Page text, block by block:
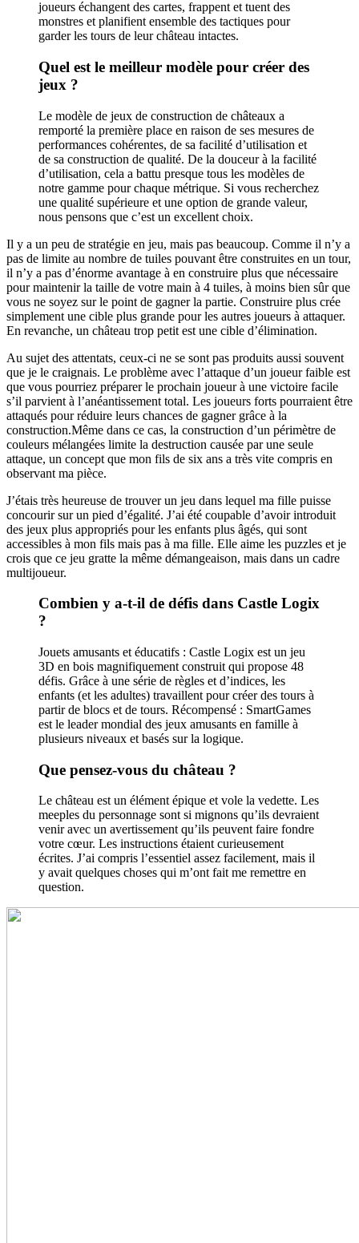
joueurs échangent des cartes, frappent et tuent des
monstres et planifient ensemble des tactiques pour
garder les tours de leur château intactes.
Quel est le meilleur modèle pour créer des
jeux ?
Le modèle de jeux de construction de châteaux a
remporté la première place en raison de ses mesures de
performances cohérentes, de sa facilité d’utilisation et
de sa construction de qualité. De la douceur à la facilité
d’utilisation, cela a battu presque tous les modèles de
notre gamme pour chaque métrique. Si vous recherchez
une qualité supérieure et une option de grande valeur,
nous pensons que c’est un excellent choix.
Il y a un peu de stratégie en jeu, mais pas beaucoup. Comme il n’y a
pas de limite au nombre de tuiles pouvant être construites en un tour,
il n’y a pas d’énorme avantage à en construire plus que nécessaire
pour maintenir la taille de votre main à 4 tuiles, à moins bien sûr que
vous ne soyez sur le point de gagner la partie. Construire plus crée
simplement une cible plus grande pour les autres joueurs à attaquer.
En revanche, un château trop petit est une cible d’élimination.
Au sujet des attentats, ceux-ci ne se sont pas produits aussi souvent
que je le craignais. Le problème avec l’attaque d’un joueur faible est
que vous pourriez préparer le prochain joueur à une victoire facile
s’il parvient à l’anéantissement total. Les joueurs forts pourraient être
attaqués pour réduire leurs chances de gagner grâce à la
construction.Même dans ce cas, la construction d’un périmètre de
couleurs mélangées limite la destruction causée par une seule
attaque, un concept que mon fils de six ans a très vite compris en
observant ma pièce.
J’étais très heureuse de trouver un jeu dans lequel ma fille puisse
concourir sur un pied d’égalité. J’ai été coupable d’avoir introduit
des jeux plus appropriés pour les enfants plus âgés, qui sont
accessibles à mon fils mais pas à ma fille. Elle aime les puzzles et je
crois que ce jeu gratte la même démangeaison, mais dans un cadre
multijoueur.
Combien y a-t-il de défis dans Castle Logix
?
Jouets amusants et éducatifs : Castle Logix est un jeu
3D en bois magnifiquement construit qui propose 48
défis. Grâce à une série de règles et d’indices, les
enfants (et les adultes) travaillent pour créer des tours à
partir de blocs et de tours. Récompensé : SmartGames
est le leader mondial des jeux amusants en famille à
plusieurs niveaux et basés sur la logique.
Que pensez-vous du château ?
Le château est un élément épique et vole la vedette. Les
meeples du personnage sont si mignons qu’ils devraient
venir avec un avertissement qu’ils peuvent faire fondre
votre cœur. Les instructions étaient curieusement
écrites. J’ai compris l’essentiel assez facilement, mais il
y avait quelques choses qui m’ont fait me remettre en
question.